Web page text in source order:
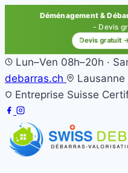
Déménagement &
- Devis
Devis gratuit
Lun–Ven 08h–20h ·
debarras.ch
Entreprise Suisse